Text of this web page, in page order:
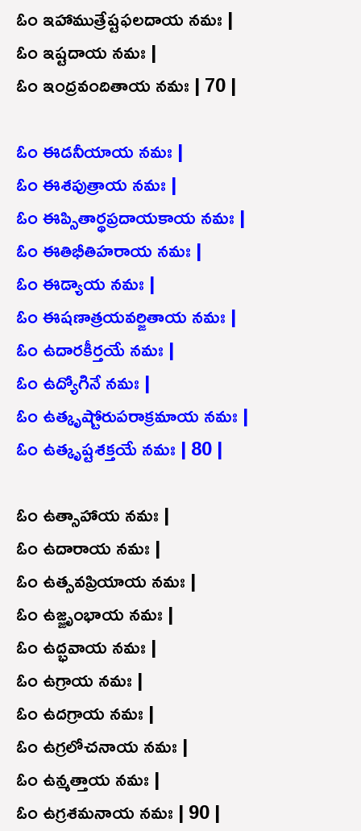
ఓం ఇహాముత్రేష్టఫలదాయ నమః |
ఓం ఇష్టదాయ నమః |
ఓం ఇంద్రవందితాయ నమః | 70 |
ఓం ఈడనీయాయ నమః |
ఓం ఈశపుత్రాయ నమః |
ఓం ఈప్సితార్థప్రదాయకాయ నమః |
ఓం ఈతిభీతిహరాయ నమః |
ఓం ఈడ్యాయ నమః |
ఓం ఈషణాత్రయవర్జితాయ నమః |
ఓం ఉదారకీర్తయే నమః |
ఓం ఉద్యోగినే నమః |
ఓం ఉత్కృష్టోరుపరాక్రమాయ నమః |
ఓం ఉత్కృష్టశక్తయే నమః | 80 |
ఓం ఉత్సాహాయ నమః |
ఓం ఉదారాయ నమః |
ఓం ఉత్సవప్రియాయ నమః |
ఓం ఉజ్జృంభాయ నమః |
ఓం ఉద్భవాయ నమః |
ఓం ఉగ్రాయ నమః |
ఓం ఉదగ్రాయ నమః |
ఓం ఉగ్రలోచనాయ నమః |
ఓం ఉన్మత్తాయ నమః |
ఓం ఉగ్రశమనాయ నమః | 90 |